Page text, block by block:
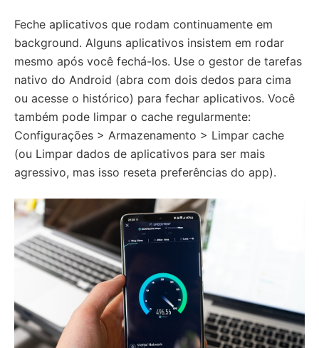
Feche aplicativos que rodam continuamente em
background. Alguns aplicativos insistem em rodar
mesmo após você fechá-los. Use o gestor de tarefas
nativo do Android (abra com dois dedos para cima
ou acesse o histórico) para fechar aplicativos. Você
também pode limpar o cache regularmente:
Configurações > Armazenamento > Limpar cache
(ou Limpar dados de aplicativos para ser mais
agressivo, mas isso reseta preferências do app).